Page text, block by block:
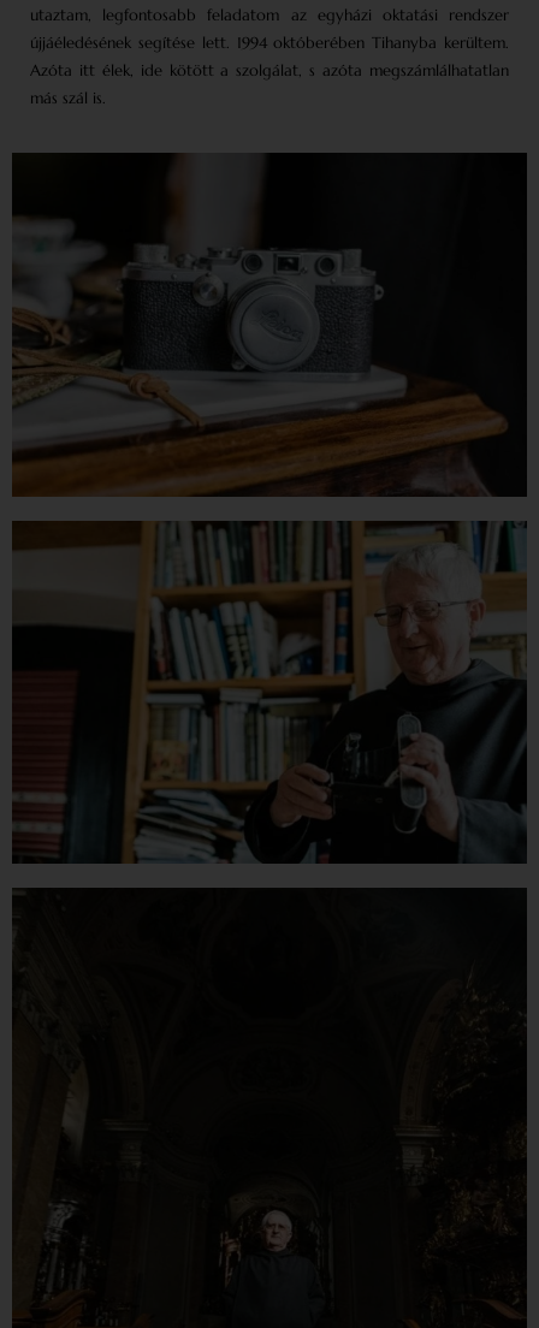
utaztam, legfontosabb feladatom az egyházi oktatási rendszer
újjáéledésének segítése lett. 1994 októberében Tihanyba kerültem.
Azóta itt élek, ide kötött a szolgálat, s azóta megszámlálhatatlan
más szál is.